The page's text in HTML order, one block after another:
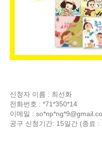
신청자 이름 : 최선화
전화번호 : *71*350*14
이메일 : so*np*ng*
공구 신청기간: 15일간 (종료